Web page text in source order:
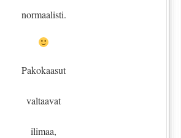
normaalisti.
Pakokaasut
valtaavat
ilimaa,